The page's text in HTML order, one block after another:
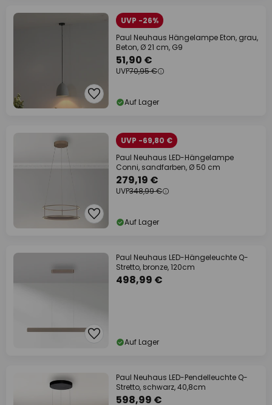
UVP -26%
Paul Neuhaus Hängelampe Eton, grau,
Beton, Ø 21 cm, G9
51,90 €
UVP70,95 €
Auf Lager
UVP -69,80 €
Paul Neuhaus LED-Hängelampe
Conni, sandfarben, Ø 50 cm
279,19 €
UVP348,99 €
Auf Lager
Paul Neuhaus LED-Hängeleuchte Q-
Stretto, bronze, 120cm
498,99 €
Auf Lager
Paul Neuhaus LED-Pendelleuchte Q-
Stretto, schwarz, 40,8cm
598,99 €